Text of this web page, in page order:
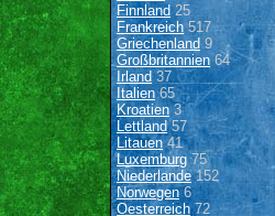
Finnland 25
Frankreich517
Griechenland9
Großbritannien64
Irland 37
Italien65
Kroatien3
Lettland57
Litauen41
Luxemburg 75
Niederlande152
Norwegen6
Oesterreich72